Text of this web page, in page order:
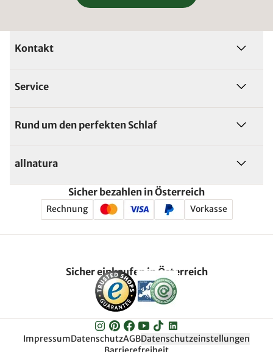
Kontakt
Service
Rund um den perfekten Schlaf
allnatura
Sicher bezahlen in Österreich
Rechnung Vorkasse
Sicher einkaufen in Österreich
ImpressumDatenschutzAGBDatenschutzeinstellungen